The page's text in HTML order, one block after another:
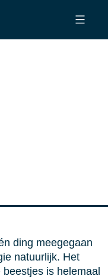
ding meegegaan
natuurlijk. Het
is helemaal